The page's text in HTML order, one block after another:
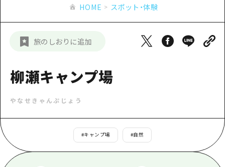
ナイトライフ
定番
自然
備北
芸北
山口県東部
弾丸
日帰り
半日
芸北
山口県東部
アクセス
お得な周遊チケット
HIROSHIMA FREE Wi-Fi
観光案内所
新着情報
事業者・学校関係者の皆さま
HOME スポット・体験
旅のしおりに追加
柳瀬キャンプ場
やなせきゃんぷじょう
#キャンプ場 #自然